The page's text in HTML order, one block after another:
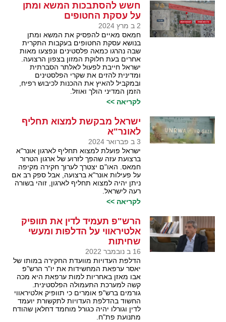
חשש להסתבכות המשא ומתן
על עסקת החטופים
2 ב מרץ 2024
חמאס מאיים להפסיק את המשא ומתן
בנושא עסקת החטופים בעקבות התקרית
שבה נהרגו כמאה פלסטינים ונפצעו מאות
אחרים בעת חלוקת המזון בצפון הרצועה.
ישראל חייבת לפעול לאלתר הסברתית
ומדינית להזים את שקרי הפלסטינים
ובמקביל להאיץ את ההכנות לכיבוש רפיח,
הזמן המדיני הולך ואוזל.
לקריאה >>
ישראל מבקשת למצוא תחליף
לאונר"א
3 ב פברואר 2024
ישראל פועלת למצוא תחליף לארגון אונר"א
ברצועת עזה שהפך לזרוע של ארגון הטרור
חמאס. האו"ם יצטרך לערוך חקירה מקיפה
על פעילות אונר"א ברצועה, אבל ספק רב אם
ניתן יהיה למצוא תחליף לארגון, זוהי בשורה
רעה לישראל.
לקריאה >>
הרש"פ תעמיד לדין את תוופיק
אלטיראווי על הדלפות ומעשי
שחיתות
16 ב נובמבר 2022
הדלפת העדויות מוועדת החקירה במותו של
יאסר ערפאת המחשידות את יו"ר הרש"פ
אבו מאזן באחריות למות ערפאת היא מכה
קשה למערכת התעמולה הפלסטינית.
גורמים ברש"פ אומרים כי תוופיק אלטיראווי
החשוד בהדלפת העדויות לתקשורת יועמד
לדין וגורלו יהיה כגורל מוחמד דחלאן שהודח
מתנועת פת"ח.